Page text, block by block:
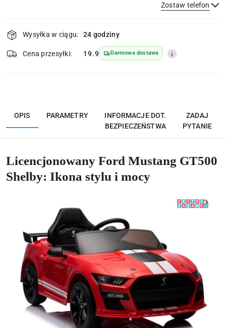
Zostaw telefon
Wyślij
Dostępność
i
dostawa
Wysyłka w ciągu: 24 godziny
Cena przesyłki: 19.9 Darmowa dostawa
OPIS PARAMETRY
INFORMACJE DOT.
BEZPIECZEŃSTWA
ZADAJ
PYTANIE
Licencjonowany Ford Mustang GT500
Shelby: Ikona stylu i mocy